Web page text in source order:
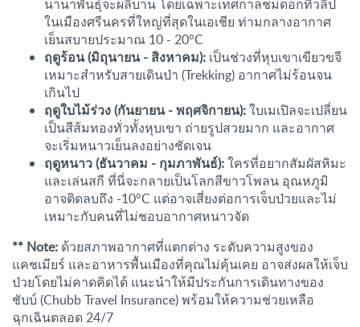
นานาพันธุ์จะผลิบาน โดยเฉพาะเทศกาลชมดอกทิวลิป
ในเมืองศรีนครที่ใหญ่ที่สุดในเอเชีย ท่ามกลางอากาศ
เย็นสบายประมาณ 10 - 20°C
ฤดูร้อน (มิถุนายน - สิงหาคม): เป็นช่วงที่หุบเขาเขียวขจี
เหมาะสำหรับสายเดินป่า (Trekking) อากาศไม่ร้อนจน
เกินไป
ฤดูใบไม้ร่วง (กันยายน - พฤศจิกายน):ใบเมเปิลจะเปลี่ยน
เป็นสีส้มทองทั่วทั้งหุบเขา ถ่ายรูปสวยมาก และอากาศ
จะเริ่มหนาวเย็นลงอย่างชัดเจน
ฤดูหนาว (ธันวาคม - กุมภาพันธ์):ใครที่อยากสัมผัสหิมะ
และเล่นสกี ที่นี่จะกลายเป็นโลกสีขาวโพลน อุณหภูมิ
อาจติดลบถึง -10°C แต่อาจเสี่ยงต่อการเจ็บป่วยและไม่
เหมาะกับคนที่ไม่ชอบอากาศหนาวจัด
** Note: ด้วยสภาพอากาศที่แตกต่าง ระดับความสูงของ
แคชเมียร์ และอาหารพื้นเมืองที่คุณไม่คุ้นเคย อาจส่งผลให้เจ็บ
ป่วยโดยไม่คาดคิดได้ แนะนำให้มีประกันการเดินทางของ
ชับบ์ (Chubb Travel Insurance) พร้อมให้ความช่วยเหลือ
ฉุกเฉินตลอด 24/7